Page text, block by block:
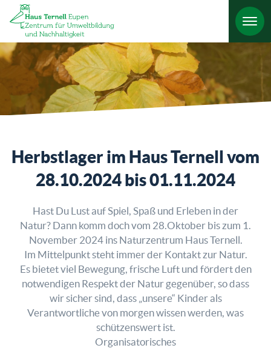
Herbstlager im Haus Ternell vom
28.10.2024 bis 01.11.2024
Hast Du Lust auf Spiel, Spaß und Erleben in der
Natur? Dann komm doch vom 28.Oktober bis zum 1.
November 2024 ins Naturzentrum Haus Ternell.
Im Mittelpunkt steht immer der Kontakt zur Natur.
Es bietet viel Bewegung, frische Luft und fördert den
notwendigen Respekt der Natur gegenüber, so dass
wir sicher sind, dass „unsere“ Kinder als
Verantwortliche von morgen wissen werden, was
schützenswert ist.
Organisatorisches